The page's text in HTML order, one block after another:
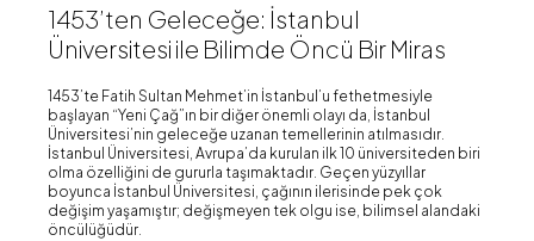
1453’ten Geleceğe: İstanbul
Üniversitesi ile Bilimde Öncü Bir Miras
1453’te Fatih Sultan Mehmet’in İstanbul’u fethetmesiyle
başlayan “Yeni Çağ”ın bir diğer önemli olayı da, İstanbul
Üniversitesi’nin geleceğe uzanan temellerinin atılmasıdır.
İstanbul Üniversitesi, Avrupa’da kurulan ilk 10 üniversiteden biri
olma özelliğini de gururla taşımaktadır. Geçen yüzyıllar
boyunca İstanbul Üniversitesi, çağının ilerisinde pek çok
değişim yaşamıştır; değişmeyen tek olgu ise, bilimsel alandaki
öncülüğüdür.